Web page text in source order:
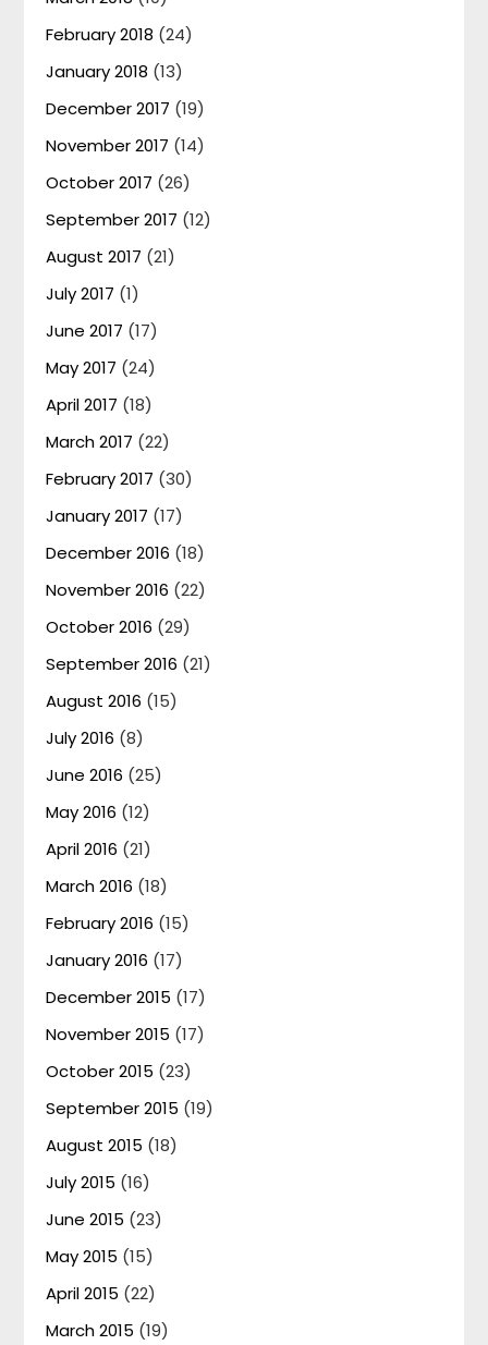
February 2018 (24)
January 2018 (13)
December 2017 (19)
November 2017 (14)
October 2017 (26)
September 2017 (12)
August 2017 (21)
July 2017 (1)
June 2017 (17)
May 2017 (24)
April 2017 (18)
March 2017 (22)
February 2017 (30)
January 2017 (17)
December 2016 (18)
November 2016 (22)
October 2016 (29)
September 2016 (21)
August 2016 (15)
July 2016 (8)
June 2016 (25)
May 2016 (12)
April 2016 (21)
March 2016 (18)
February 2016 (15)
January 2016 (17)
December 2015 (17)
November 2015 (17)
October 2015 (23)
September 2015 (19)
August 2015 (18)
July 2015 (16)
June 2015 (23)
May 2015 (15)
April 2015 (22)
March 2015 (19)